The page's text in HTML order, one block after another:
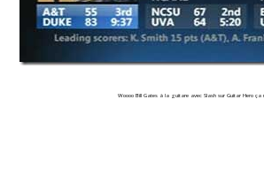
Woooo Bill Gates à la guitare avec Slash sur Guitar Hero ça